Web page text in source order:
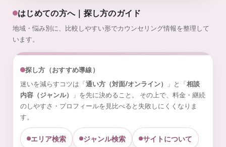
はじめての方へ｜探し方のガイド
地域・悩み別に、比較しやすい形でカウンセリング情報を整理して
います。
探し方（おすすめ導線）
迷いを減らすコツは「通い方（対面/オンライン） 」と「相談
内容（ジャンル）
」を先に決めること。 その上で、料金・継続
のしやすさ・プロフィールを見比べると失敗しにくくなりま
す。
エリア検索 ジャンル検索 サイトについて